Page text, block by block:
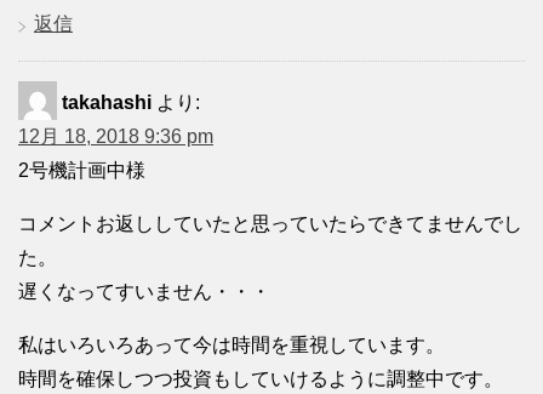
返信
takahashi より:
12月 18, 2018 9:36 pm
2号機計画中様
コメントお返ししていたと思っていたらできてませんでし
た。
遅くなってすいません・・・
私はいろいろあって今は時間を重視しています。
時間を確保しつつ投資もしていけるように調整中です。